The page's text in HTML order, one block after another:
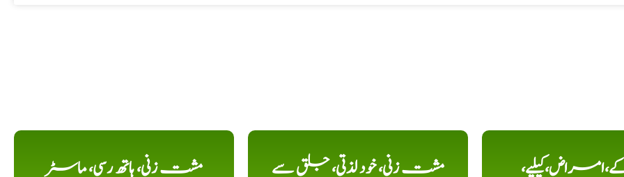
مشت زنی، ہاتھ رسی، ماسٹر
مشت زنی، خود لذتی، جلق سے